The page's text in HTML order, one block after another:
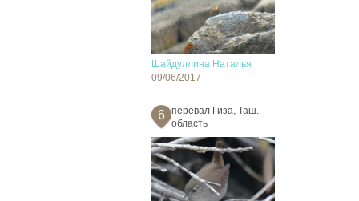
Шайдуллина Наталья
09/06/2017
6
перевал Гиза, Таш.
область